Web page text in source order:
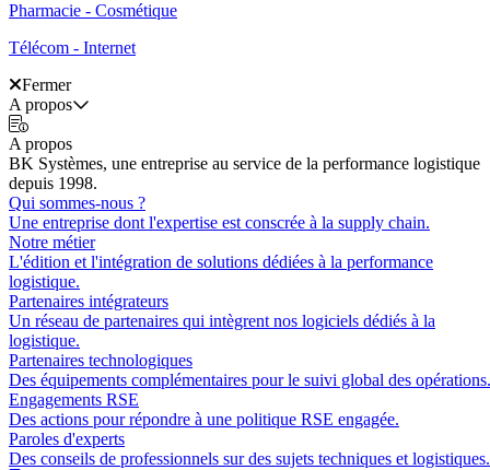
Pharmacie - Cosmétique
Télécom - Internet
Fermer
A propos
A propos
BK Systèmes, une entreprise au service de la performance logistique
depuis 1998.
Qui sommes-nous ?
Une entreprise dont l'expertise est conscrée à la supply chain.
Notre métier
L'édition et l'intégration de solutions dédiées à la performance
logistique.
Partenaires intégrateurs
Un réseau de partenaires qui intègrent nos logiciels dédiés à la
logistique.
Partenaires technologiques
Des équipements complémentaires pour le suivi global des opérations.
Engagements RSE
Des actions pour répondre à une politique RSE engagée.
Paroles d'experts
Des conseils de professionnels sur des sujets techniques et logistiques.